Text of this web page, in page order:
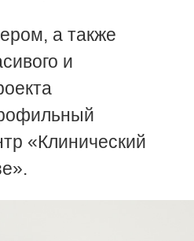
а также
и
«Клинический